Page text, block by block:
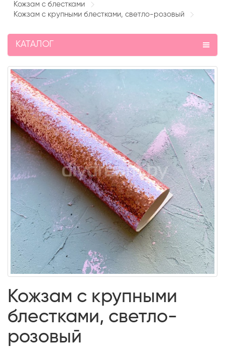
Кожзам с блестками
Кожзам с крупными блестками, светло-розовый
КАТАЛОГ
Кожзам с крупными
блестками, светло-
розовый